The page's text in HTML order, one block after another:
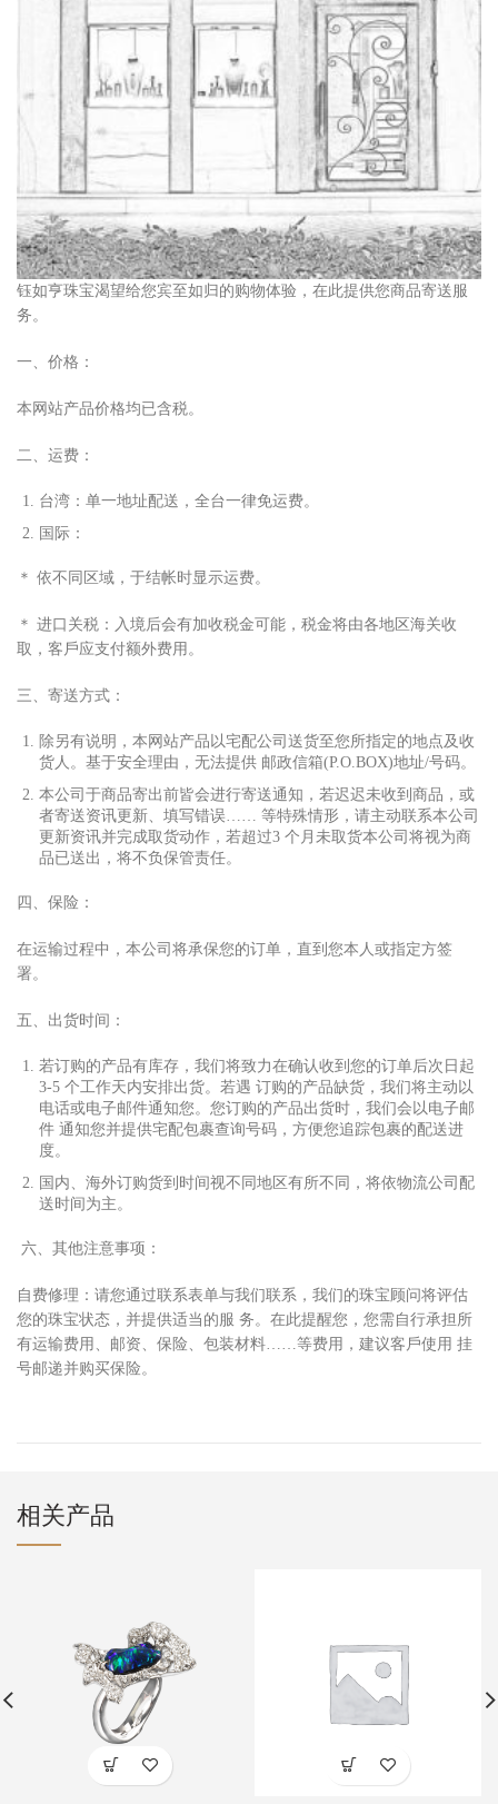
钰如亨珠宝渴望给您宾至如归的购物体验，在此提供您商品寄送服
务。
一、价格：
本网站产品价格均已含税。
二、运费：
台湾：单⼀地址配送，全台⼀律免运费。
国际：
＊ 依不同区域，于结帐时显 ⽰运费。
＊ 进⼝ 关税： ⼊ 境后会有加收税⾦可能，税⾦将由各地区海关收
取，客 ⼾应⽀付额外费⽤ 。
三、寄送⽅式：
除另有说明，本网站产品以宅配公司送货⾄您所指定的地点及收
货 ⼈ 。基于安全理由，无法提供 邮政信箱(P.O.BOX)地址/号码。
本公司于商品寄出前皆会进⾏寄送通知，若迟迟未收到商品，或
者寄送资讯更新、填写错误…… 等特殊情形，请主动联系本公司
更新资讯并完成取货动作，若超过3 个 ⽉ 未取货本公司将视为商
品已送出，将不负保管责任。
四、保险：
在运输过程中，本公司将承保您的订单，直到您本 ⼈ 或指定⽅签
署。
五、出货时间：
若订购的产品有库存，我们将致⼒在确认收到您的订单后次 ⽇ 起
3-5 个⼯作天内安排出货。若遇 订购的产品缺货，我们将主动以
电话或电⼦邮件通知您。您订购的产品出货时，我们会以电⼦邮
件 通知您并提供宅配包裹查询号码， ⽅便您追踪包裹的配送进
度。
国内、海外订购货到时间视不同地区有所不同，将依物流公司配
送时间为主。
六、其他注意事项：
⾃ 费修理：请您通过联系表单与我们联系，我们的珠宝顾问将评估
您的珠宝状态，并提供适当的服 务。在此提醒您，您需⾃⾏承担所
有运输费⽤ 、邮资、保险、包装材料……等费⽤ ，建议客 ⼾使 ⽤ 挂
号邮递并购买保险。
相关产品